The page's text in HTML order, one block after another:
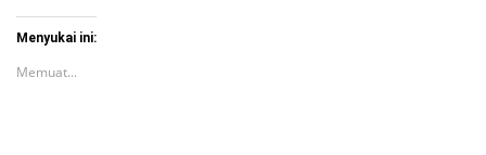
Menyukai ini:
Memuat...